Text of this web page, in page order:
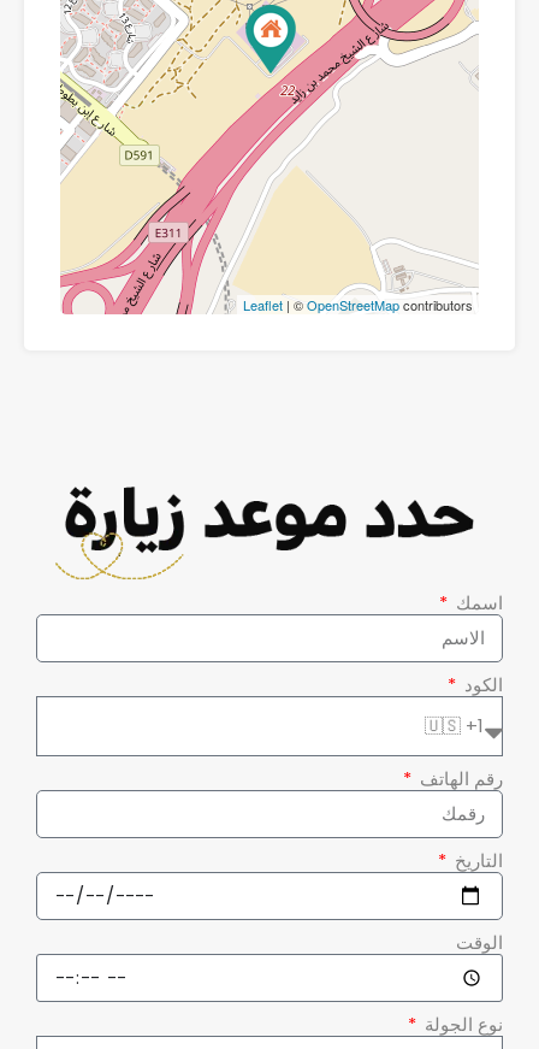
Leaflet | ©OpenStreetMapcontributors
اسمك
الكود
رقم الهاتف
التاريخ
الوقت
نوع الجولة